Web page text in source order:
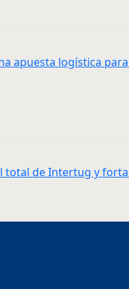
apuesta logística
total de Intertug y